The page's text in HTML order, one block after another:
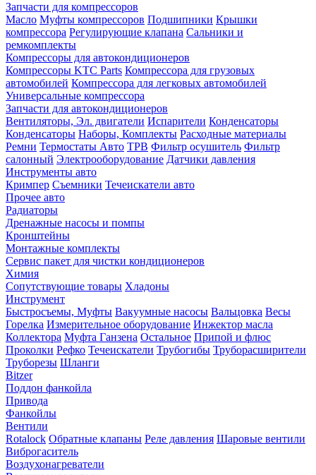
Запчасти для компрессоров
Масло Муфты компрессоров Подшипники Крышки
компрессора Регулирующие клапана Сальники и
ремкомплекты
Компрессоры для автокондиционеров
Компрессоры KTC Parts Компрессора для грузовых
автомобилей Компрессора для легковых автомобилей
Универсальные компрессора
Запчасти для автокондиционеров
Вентиляторы, Эл. двигатели Испарители Конденсаторы
Конденсаторы Наборы, Комплекты Расходные материалы
Ремни Термостаты Авто ТРВ Фильтр осушитель Фильтр
салонный Электрооборудование Датчики давления
Инструменты авто
Кримпер Съемники Течеискатели авто
Прочее авто
Радиаторы
Дренажные насосы и помпы
Кронштейны
Монтажные комплекты
Сервис пакет для чистки кондиционеров
Химия
Сопутствующие товары Хладоны
Инструмент
Быстросъемы, Муфты Вакуумные насосы Вальцовка Весы
Горелка Измерительное оборудование Инжектор масла
Коллектора Муфта Ганзена Остальное Припой и флюс
Проколки Рефко Течеискатели Трубогибы Труборасширители
Труборезы Шланги
Bitzer
Поддон фанкойла
Привода
Фанкойлы
Вентили
Rotalock Обратные клапаны Реле давления Шаровые вентили
Виброгаситель
Воздухонагреватели